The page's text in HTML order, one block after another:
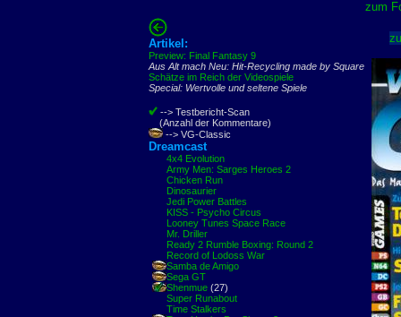
zum
Artikel:
Preview: Final Fantasy 9
Aus Alt mach Neu: Hit-Recycling made by Square
Schätze im Reich der Videospiele
Special: Wertvolle und seltene Spiele
--> Testbericht-Scan
(Anzahl der Kommentare)
--> VG-Classic
Dreamcast
4x4 Evolution
Army Men: Sarges Heroes 2
Chicken Run
Dinosaurier
Jedi Power Battles
KISS - Psycho Circus
Looney Tunes Space Race
Mr. Driller
Ready 2 Rumble Boxing: Round 2
Record of Lodoss War
Samba de Amigo
Sega GT
Shenmue(27)
Super Runabout
Time Stalkers